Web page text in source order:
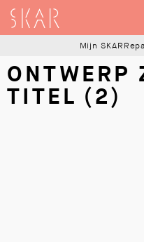
SKAR
Mijn SKAR
ONTWERP
TITEL (2)